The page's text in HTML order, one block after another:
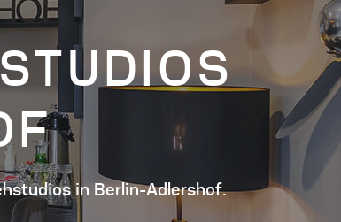
in Berlin-Adlershof.